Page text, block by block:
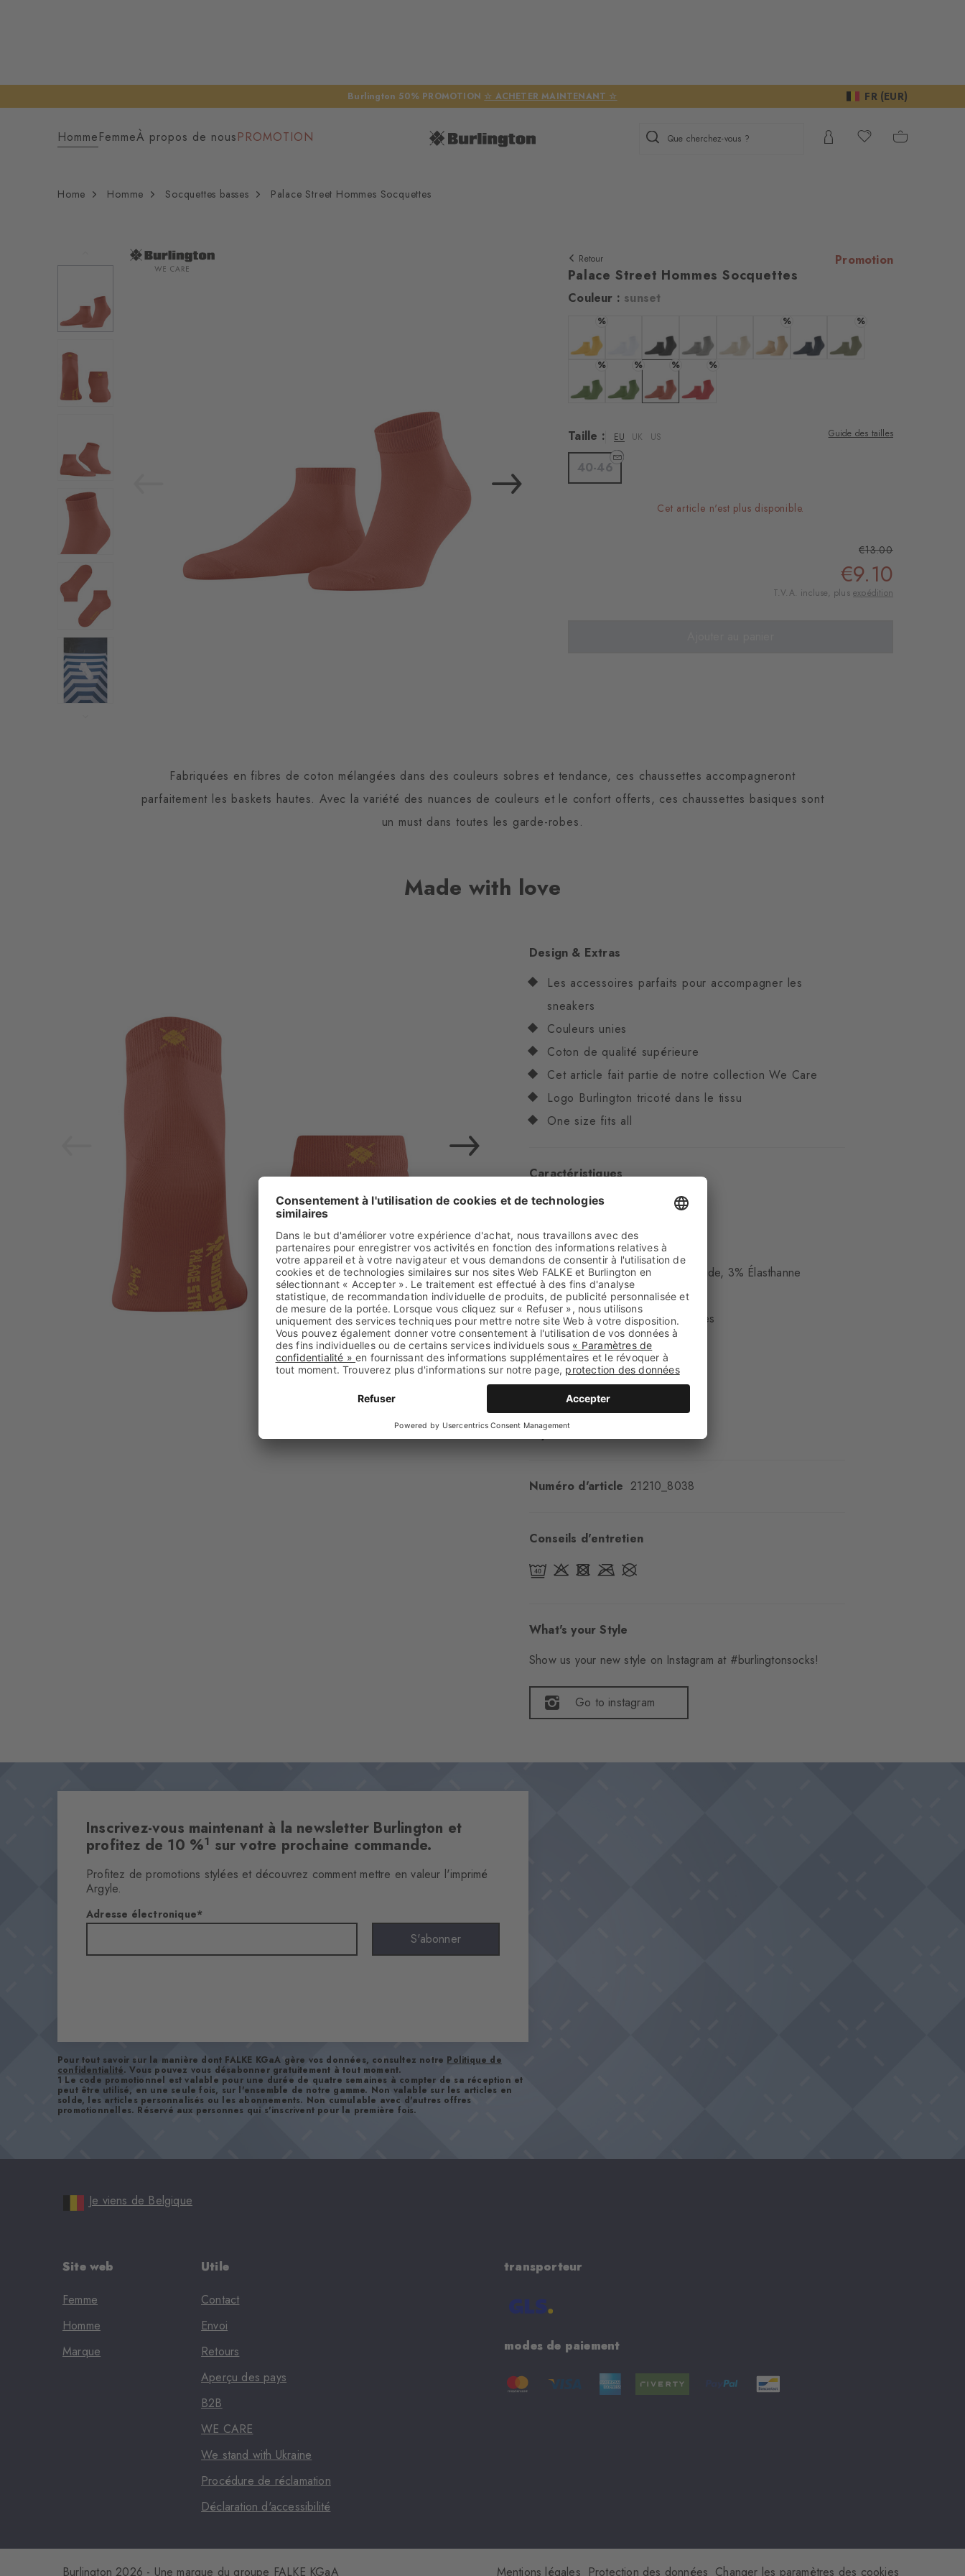
Burlington 50% PROMOTION ☆ ACHETER MAINTENANT ☆ FR (EUR)
HommeFemmeÀ propos de nousPROMOTION Que cherchez-vous ?
Home Homme Socquettes basses Palace Street Hommes Socquettes
Retour Promotion
Palace Street Hommes Socquettes
Couleur : sunset
%
Couleur : mustard
Couleur : whiteCouleur : blackCouleur : melange grey
Couleur : zement
% %
%
Couleur : palm tree
%
Couleur : fir green
%
Couleur : sunset
%
Taille :
EU UK US Guide des tailles
40-46
Cet article n'est plus disponible.
€13.00
€9.10
T.V.A. incluse, plus expédition
Fabriquées en fibres de coton mélangées dans des couleurs sobres et tendance, ces chaussettes accompagneront
parfaitement les baskets hautes. Avec la variété des nuances de couleurs et le confort offerts, ces chaussettes basiques sont
un must dans toutes les garde-robes.
Made with love
Design & Extras
Les accessoires parfaits pour accompagner les
sneakers
Couleurs unies
Coton de qualité supérieure
Cet article fait partie de notre collection We Care
Logo Burlington tricoté dans le tissu
One size fits all
Caractéristiques
Genre Hommes
Transparence Opaque
Matière 74% Coton, 23% Polyamide, 3% Élasthanne
Aspect lisse
Longueur de tige Chevilles hautes
Confort ultra-doux
Type d'ourlet A côtes
Renforts aucun
Semelle Normal
Style
casual
Numéro d'article 21210_8038
Conseils d'entretien
What's your Style
Show us your new style on Instagram at #burlingtonsocks!
Go to instagram
Inscrivez-vous maintenant à la newsletter Burlington et
profitez de 10 %1 sur votre prochaine commande.
Profitez de promotions stylées et découvrez comment mettre en valeur l'imprimé
Argyle.
Adresse électronique
S'abonner
Pour tout savoir sur la manière dont FALKE KGaA gère vos données, consultez notre Politique de
confidentialité. Vous pouvez vous désabonner gratuitement à tout moment.
1 Le code promotionnel est valable pour une durée de quatre semaines à compter de sa réception et
peut être utilisé, en une seule fois, sur l'ensemble de notre gamme. Non valable sur les articles en
solde, les articles personnalisés ou les abonnements. Non cumulable avec d'autres offres
promotionnelles. Réservé aux personnes qui s'inscrivent pour la première fois.
Je viens de Belgique
Site web
Femme
Homme
Marque
Utile
Contact
Envoi
Retours
Aperçu des pays
B2B
WE CARE
We stand with Ukraine
Procédure de réclamation
Déclaration d'accessibilité
transporteur
modes de paiement
Burlington 2026 - Une marque du groupe FALKE KGaA Mentions légales Protection des données Changer les paramètres des cookies